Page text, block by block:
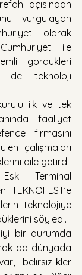
açısından
vurgulayan
olarak
ile
gördükleri
de teknoloji
ilk ve tek
faaliyet
firmasını
çalışmaları
dile getirdi.
Terminal
TEKNOFEST’e
teknolojiye
söyledi.
iyi bir durumda
da dünyada
belirsizlikler